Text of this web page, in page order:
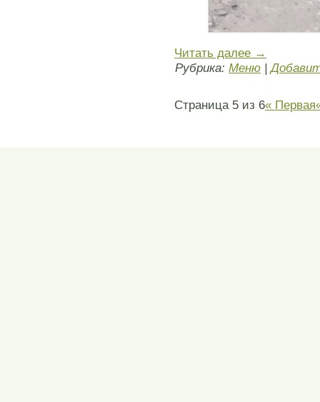
Читать далее →
Рубрика: Меню |
Страница 5 из 6« Первая